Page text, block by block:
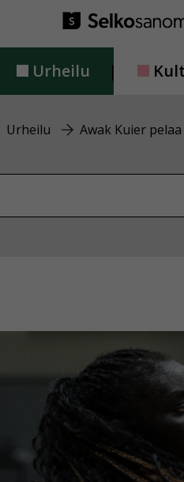
Urheilu
Urheilu Awak Kuier